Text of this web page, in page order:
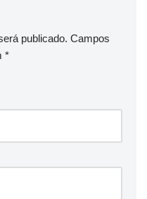
publicado. Campos
*